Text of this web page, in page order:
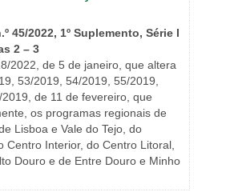
45/2022, 1º Suplemento, Série I
2 – 3
2022, de 5 de janeiro, que altera
53/2019, 54/2019, 55/2019,
de 11 de fevereiro, que
os programas regionais de
Lisboa e Vale do Tejo, do
Centro Interior, do Centro Litoral,
Douro e de Entre Douro e Minho